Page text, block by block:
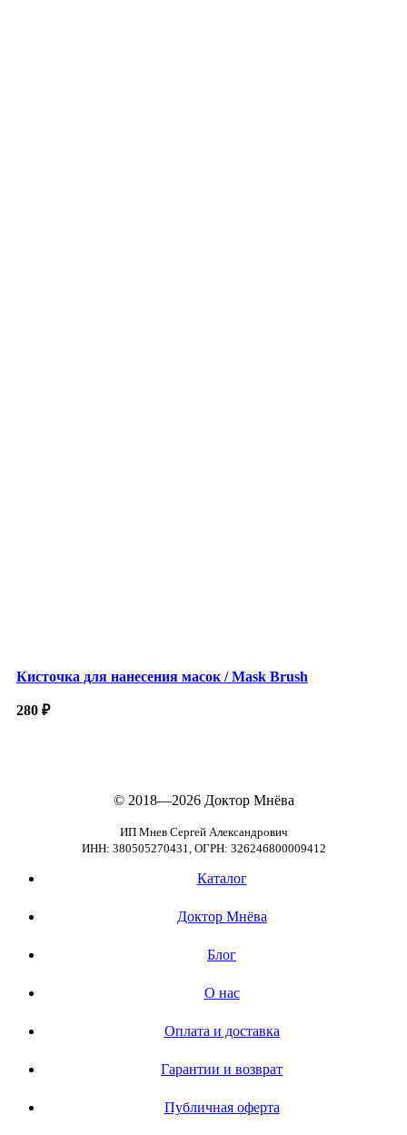
Кисточка для нанесения масок / Mask Brush
280 ₽
© 2018—2026Доктор Мнёва
ИП Мнев Сергей Александрович
ИНН: 380505270431, ОГРН: 326246800009412
Каталог
Доктор Мнёва
Блог
О нас
Оплата и доставка
Гарантии и возврат
Публичная оферта